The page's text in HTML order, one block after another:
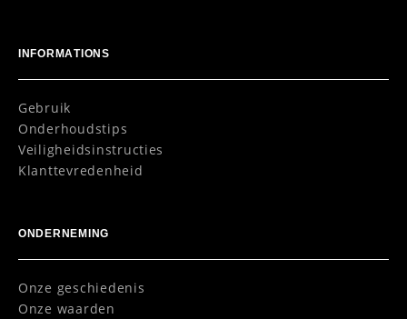
INFORMATIONS
Gebruik
Onderhoudstips
Veiligheidsinstructies
Klanttevredenheid
ONDERNEMING
Onze geschiedenis
Onze waarden